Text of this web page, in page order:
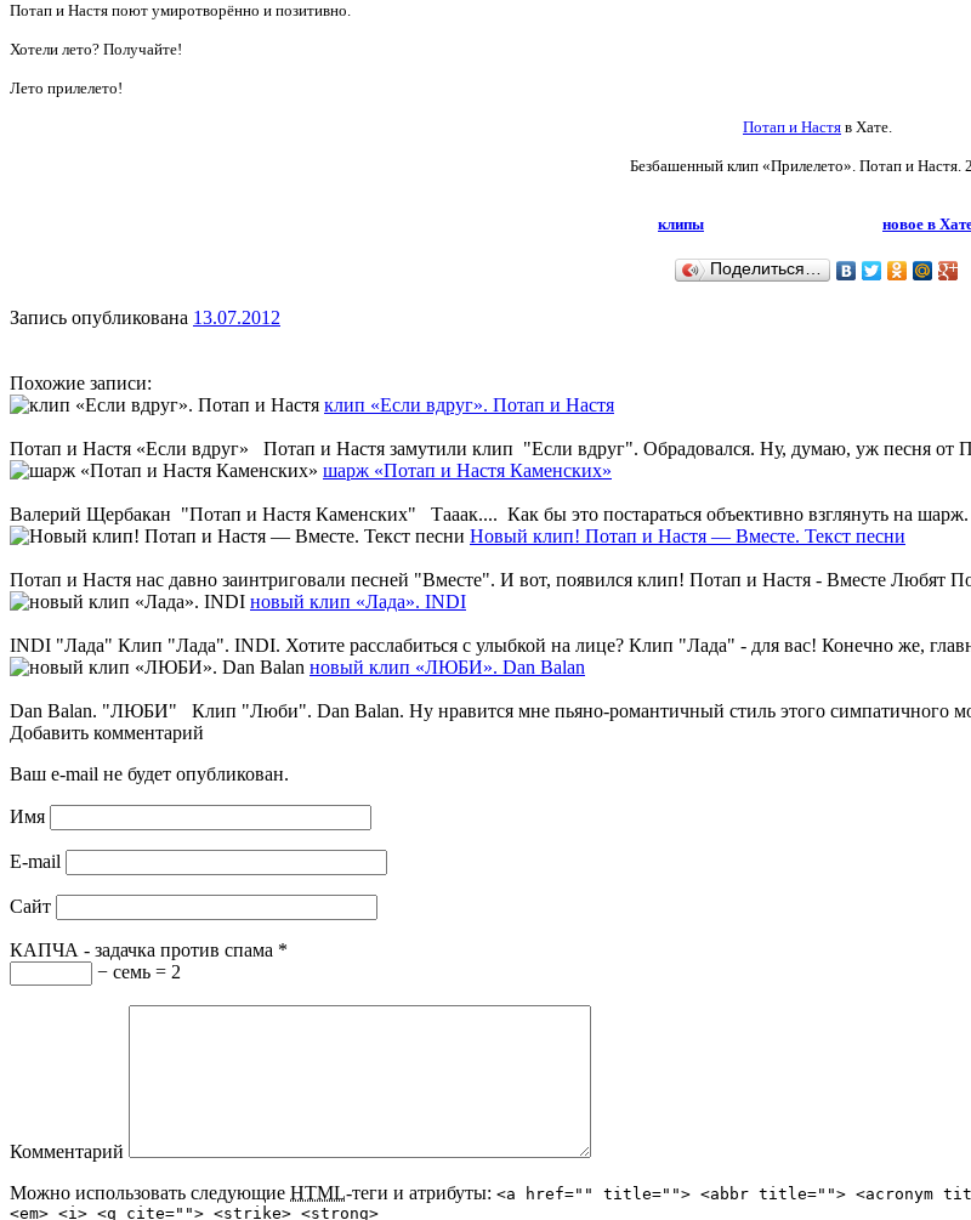
Потап и Настя поют умиротворённо и позитивно.
Хотели лето? Получайте!
Лето прилелето!
Потап и Настя в Хате.
Безбашенный клип «Прилелето». Потап и Настя.
клипы новое в
Поделиться…
Запись опубликована 13.07.2012
Похожие записи:
клип «Если вдруг». Потап и Настя
Потап и Настя «Если вдруг» Потап и Настя замутили клип "Если вдруг". Обрадовался. Ну, думаю, уж песня от
шарж «Потап и Настя Каменских»
Валерий Щербакан "Потап и Настя Каменских" Тааак.... Как бы это постараться объективно взглянуть на шарж.
Новый клип! Потап и Настя — Вместе. Текст песни
Потап и Настя нас давно заинтриговали песней "Вместе". И вот, появился клип! Потап и Настя - Вместе Любят
новый клип «Лада». INDI
INDI "Лада" Клип "Лада". INDI. Хотите расслабиться с улыбкой на лице? Клип "Лада" - для вас! Конечно же,
новый клип «ЛЮБИ». Dan Balan
Dan Balan. "ЛЮБИ" Клип "Люби". Dan Balan. Ну нравится мне пьяно-романтичный стиль этого симпатичного
Добавить комментарий
Ваш e-mail не будет опубликован.
Имя
E-mail
Сайт
КАПЧА - задачка против спама *
− семь = 2
Комментарий
Можно использовать следующие HTML-теги и атрибуты: <a href="" title=""> <abbr title=""> <acronym
<em> <i> <q cite=""> <strike> <strong>